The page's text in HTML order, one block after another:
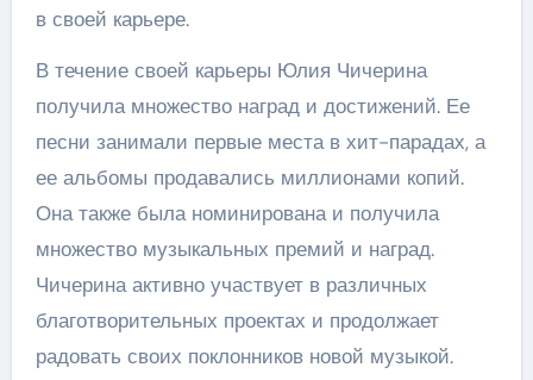
в своей карьере.
В течение своей карьеры Юлия Чичерина
получила множество наград и достижений. Ее
песни занимали первые места в хит-парадах, а
ее альбомы продавались миллионами копий.
Она также была номинирована и получила
множество музыкальных премий и наград.
Чичерина активно участвует в различных
благотворительных проектах и продолжает
радовать своих поклонников новой музыкой.